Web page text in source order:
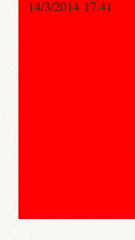
14/3/2014 17:41